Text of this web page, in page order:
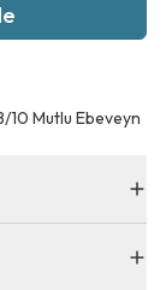
10 Mutlu Ebeveyn